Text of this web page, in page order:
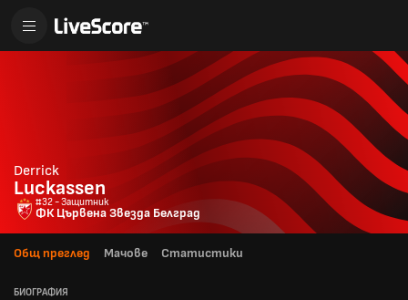
Derrick
Luckassen
#32 - Защитник
ФК Цървена Звезда Белград
Общ преглед Мачове Статистики
БИОГРАФИЯ